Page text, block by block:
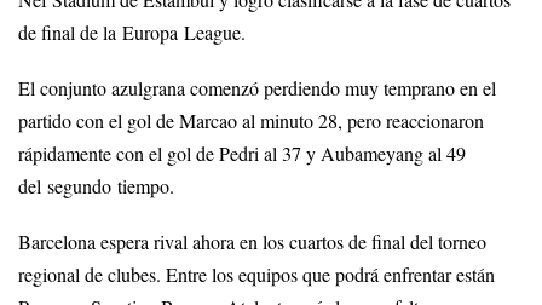
de final de la Europa League.
El conjunto azulgrana comenzó perdiendo muy temprano en el
partido con el gol de Marcao al minuto 28, pero reaccionaron
rápidamente con el gol de Pedri al 37 y Aubameyang al 49
del segundo tiempo.
Barcelona espera rival ahora en los cuartos de final del torneo
regional de clubes. Entre los equipos que podrá enfrentar están